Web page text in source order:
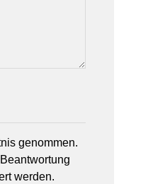
genommen.
werden.